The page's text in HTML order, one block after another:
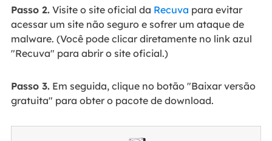
Passo 2.Visite o site oficial da Recuva para evitar
acessar um site não seguro e sofrer um ataque de
malware. (Você pode clicar diretamente no link azul
"Recuva" para abrir o site oficial.)
Passo 3.Em seguida, clique no botão "Baixar versão
gratuita" para obter o pacote de download.